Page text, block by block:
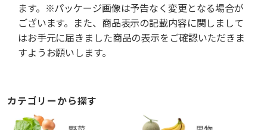
ます。※パッケージ画像は予告なく変更となる場合が
ございます。また、商品表示の記載内容に関しまして
はお手元に届きました商品の表示をご確認いただきま
すようお願いします。
カテゴリーから探す